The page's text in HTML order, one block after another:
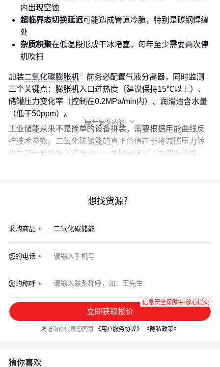
内出现空蚀
超临界态切换延迟可能造成管道冷脆，特别是碳钢焊缝
处
杂质积聚在低温段形成干冰堵塞，每年至少需要两次停
机吹扫
加装二氧化碳膨胀机
前务必配置气液分离器，同时监测
三个关键点：膨胀机入口过热度（建议保持15℃以上）、
储罐压力变化率（控制在0.2MPa/min内）、润滑油含水量
（低于50ppm）。
工业储能从来不是简单的设备拼装，需要根据用能曲线反
推技术参数。二氧化碳储能的真正价值在于将减碳压力转
化为可计算的投入产出比——关键是选对压力容器规格、
展开更多内容 
想找货源？
采购商品
您的电话
您的称呼
立即获取报价
信息安全保障中·放心提交
发送询价代表您同意 《用户服务协议》 《隐私政策》
猜你喜欢